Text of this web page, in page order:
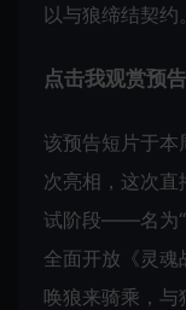
以与狼缔结契约。
点击我观赏预
该预告短片于本
次亮相，这次
试阶段——名为“
全面开放《灵魂
唤狼来骑乘，与